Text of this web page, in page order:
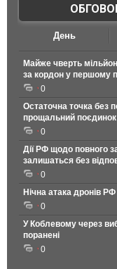
День
Майже чверть
за кордон у першому
0
Остаточна точка без
прощальний поєдинок
0
Дії РФ щодо повного
залишаться без
0
Нічна атака дронів
0
У Коблевому через
поранені
0